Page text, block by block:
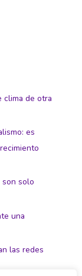
clima de otra
es
son solo
una
las redes